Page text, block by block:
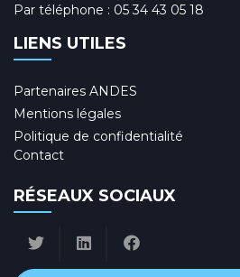
Par téléphone : 05 34 43 05 18
LIENS UTILES
Partenaires ANDES
Mentions légales
Politique de confidentialité
Contact
RÉSEAUX SOCIAUX